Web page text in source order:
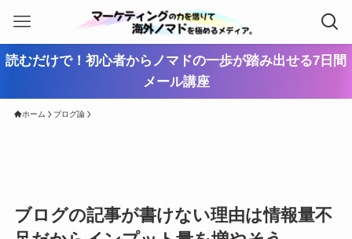
読むだけで！初心者からノマドの一歩が踏み出せる7日間
メール講座
ホーム ブログ論
ブログの記事が書けない理由は情報量不